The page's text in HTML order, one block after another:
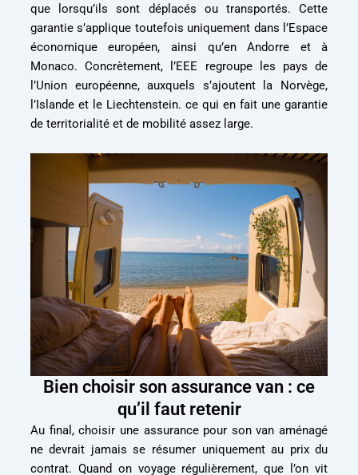
que lorsqu’ils sont déplacés ou transportés. Cette
garantie s’applique toutefois uniquement dans l’Espace
économique européen, ainsi qu’en Andorre et à
Monaco. Concrètement, l’EEE regroupe les pays de
l’Union européenne, auxquels s’ajoutent la Norvège,
l’Islande et le Liechtenstein. ce qui en fait une garantie
de territorialité et de mobilité assez large.
Bien choisir son assurance van : ce
qu’il faut retenir
Au final, choisir une assurance pour son van aménagé
ne devrait jamais se résumer uniquement au prix du
contrat. Quand on voyage régulièrement, que l’on vit